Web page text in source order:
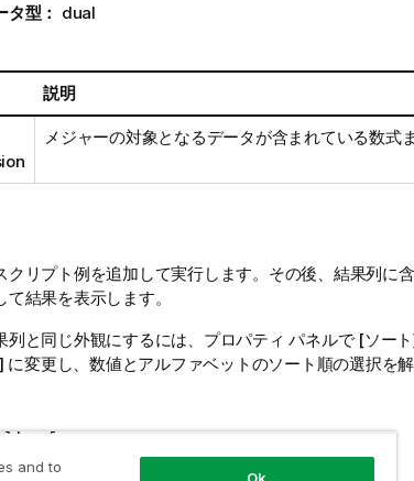
タ型： dual
説明
メジャーの対象となるデータが含まれている数式
クリプト例を追加して実行します。その後、結果列に
て結果を表示します。
列と同じ外観にするには、プロパティ パネルで [ソー
に変更し、数値とアルファベットのソート順の選択を解
[
and to